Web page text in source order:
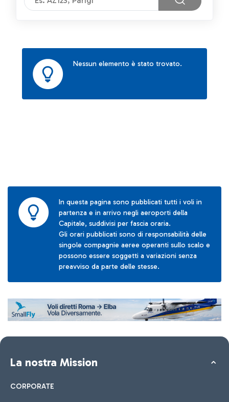
Nessun elemento è stato trovato.
In questa pagina sono pubblicati tutti i voli in
partenza e in arrivo negli aeroporti della
Capitale, suddivisi per fascia oraria.
Gli orari pubblicati sono di responsabilità delle
singole compagnie aeree operanti sullo scalo e
possono essere soggetti a variazioni senza
preavviso da parte delle stesse.
La nostra Mission
CORPORATE